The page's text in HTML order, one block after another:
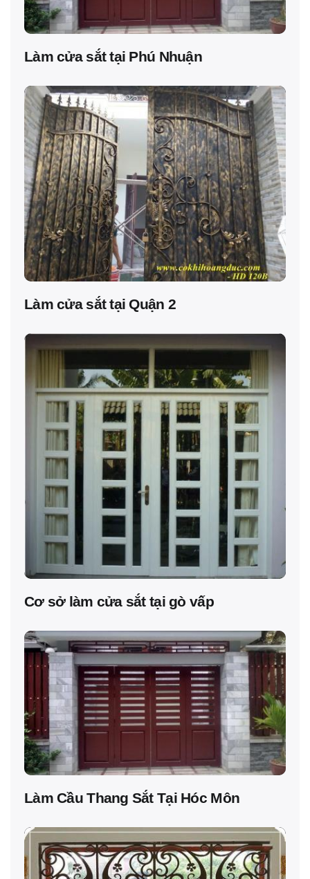
Làm cửa sắt tại Phú Nhuận
Làm cửa sắt tại Quận 2
Cơ sở làm cửa sắt tại gò vấp
Làm Cầu Thang Sắt Tại Hóc Môn